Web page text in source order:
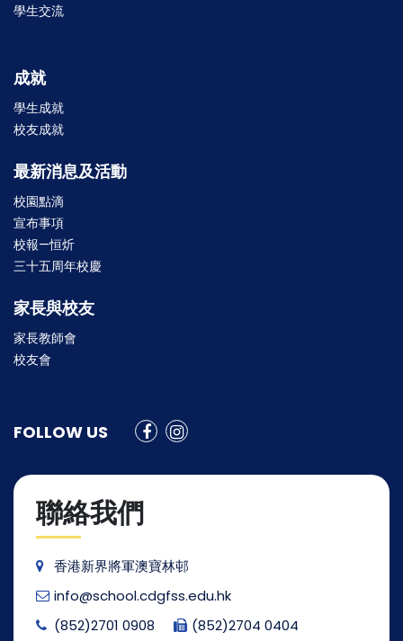
學生交流
成就
學生成就
校友成就
最新消息及活動
校園點滴
宣布事項
校報—恒炘
三十五周年校慶
家長與校友
家長教師會
校友會
FOLLOW US
聯絡我們
香港新界將軍澳寶林邨
info@school.cdgfss.edu.hk
(852)2701 0908
(852)2704 0404